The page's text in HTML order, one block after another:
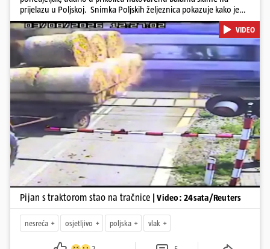
prijelazu u Poljskoj. Snimka Poljskih željeznica pokazuje kako je
vozač traktora krenuo preko pruge dok su se rampe spuštale i
signalna svjetla bila uključena, a zatim se zaustavio dok su prikolice
ostale na tračnicama. Vlak je ubrzo udario u njih i probio se kroz
teret. U nesreći nije bilo ozlijeđenih. Iz PKP-a su priopćili da je
vozač traktora bio pod utjecajem alkohola te da je ugrozio živote
oko 500 putnika.
Pokretanje videa...
VIDEO
Pijan s traktorom stao na tračnice | Video: 24sata/Reuters
nesreća osjetljivo poljska vlak